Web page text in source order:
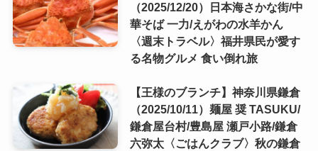
（2025/12/20）日本海さかな街/中
華そば 一力/えがわの水羊かん
〈週末トラベル〉福井県民が愛す
る名物グルメ 食い倒れ旅
【王様のブランチ】神奈川県鎌倉
（2025/10/11）麺屋 奨 TASUKU/
鎌倉屋台村/豊島屋 瀬戸小路/鎌倉
六弥太〈ごはんクラブ〉秋の鎌倉